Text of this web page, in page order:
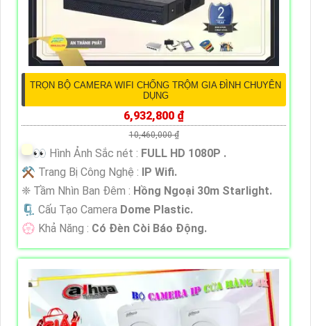
TRỌN BỘ CAMERA WIFI CHỐNG TRỘM GIA ĐÌNH CHUYÊN
DỤNG
6,932,800 ₫
10,460,000 ₫
️👀 Hình Ảnh Sắc nét : FULL HD 1080P .
⚒ Trang Bị Công Nghệ : IP Wifi.
❈ Tầm Nhìn Ban Đêm : Hồng Ngoại 30m Starlight.
🗜️ Cấu Tạo Camera Dome Plastic.
️💮 Khả Năng : Có Ðèn Còi Báo Động.